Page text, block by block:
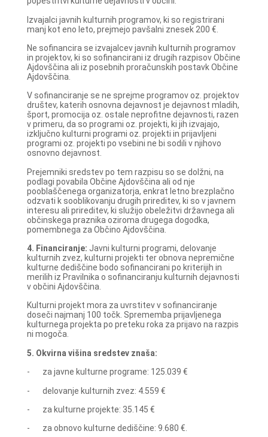
Izvajalci javnih kulturnih programov, ki so registrirani
manj kot eno leto, prejmejo pavšalni znesek 200 €.
Ne sofinancira se izvajalcev javnih kulturnih programov
in projektov, ki so sofinancirani iz drugih razpisov Občine
Ajdovščina ali iz posebnih proračunskih postavk Občine
Ajdovščina.
V sofinanciranje se ne sprejme programov oz. projektov
društev, katerih osnovna dejavnost je dejavnost mladih,
šport, promocija oz. ostale neprofitne dejavnosti, razen
v primeru, da so programi oz. projekti, ki jih izvajajo,
izključno kulturni programi oz. projekti in prijavljeni
programi oz. projekti po vsebini ne bi sodili v njihovo
osnovno dejavnost.
Prejemniki sredstev po tem razpisu so se dolžni, na
podlagi povabila Občine Ajdovščina ali od nje
pooblaščenega organizatorja, enkrat letno brezplačno
odzvati k sooblikovanju drugih prireditev, ki so v javnem
interesu ali prireditev, ki služijo obeležitvi državnega ali
občinskega praznika oziroma drugega dogodka,
pomembnega za Občino Ajdovščina.
4. Financiranje: Javni kulturni programi, delovanje
kulturnih zvez, kulturni projekti ter obnova nepremične
kulturne dediščine bodo sofinancirani po kriterijih in
merilih iz Pravilnika o sofinanciranju kulturnih dejavnosti
v občini Ajdovščina.
Kulturni projekt mora za uvrstitev v sofinanciranje
doseči najmanj 100 točk. Sprememba prijavljenega
kulturnega projekta po preteku roka za prijavo na razpis
ni mogoča.
5. Okvirna višina sredstev znaša:
- za javne kulturne programe: 125.039 €
- delovanje kulturnih zvez: 4.559 €
- za kulturne projekte: 35.145 €
- za obnovo kulturne dediščine: 9.680 €.